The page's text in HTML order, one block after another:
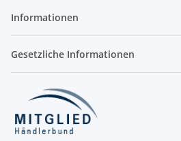
Informationen
Gesetzliche Informationen